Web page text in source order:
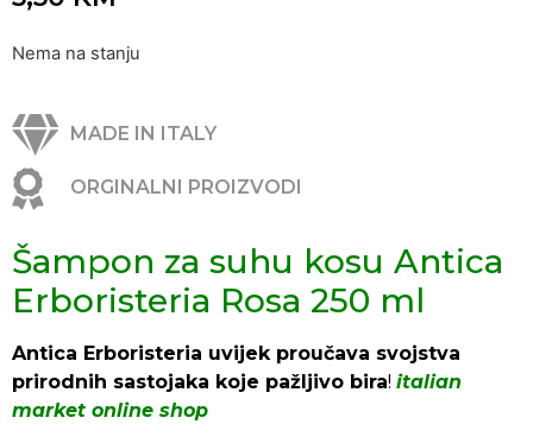
Nema na stanju
MADE IN ITALY
ORGINALNI PROIZVODI
Šampon za suhu kosu Antica
Erboristeria Rosa 250 ml
Antica Erboristeria uvijek proučava svojstva
prirodnih sastojaka koje pažljivo bira! italian
market online shop